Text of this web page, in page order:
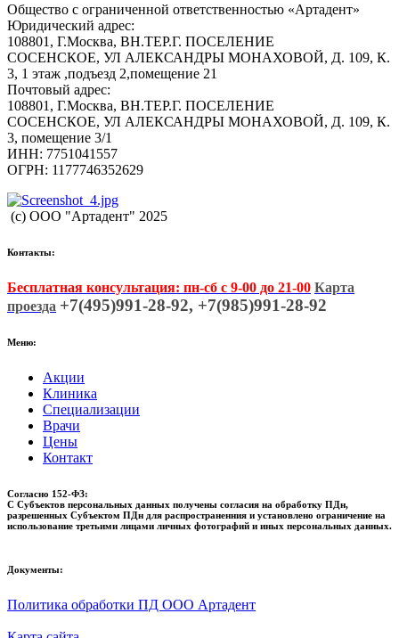
Общество с ограниченной ответственностью «Артадент»
Юридический адрес:
108801, Г.Москва, ВН.ТЕР.Г. ПОСЕЛЕНИЕ
СОСЕНСКОЕ, УЛ АЛЕКСАНДРЫ МОНАХОВОЙ, Д. 109, К.
3, 1 этаж ,подъезд 2,помещение 21
Почтовый адрес:
108801, Г.Москва, ВН.ТЕР.Г. ПОСЕЛЕНИЕ
СОСЕНСКОЕ, УЛ АЛЕКСАНДРЫ МОНАХОВОЙ, Д. 109, К.
3, помещение 3/1
ИНН: 7751041557
ОГРН: 1177746352629
(c) ООО "Артадент" 2025
Контакты:
Бесплатная консультация: пн-сб с 9-00 до 21-00 Карта
проезда +7(495)991-28-92, +7(985)991-28-92
Меню:
Акции
Клиника
Специализации
Врачи
Цены
Контакт
Согласно 152-ФЗ:
С Субъектов персональных данных получены согласия на обработку ПДн,
разрешенных Субъектом ПДн для распространенния и установлено ограничение на
использование третьими лицами личных фотографий и иных персональных данных.
Документы:
Политика обработки ПД ООО Артадент